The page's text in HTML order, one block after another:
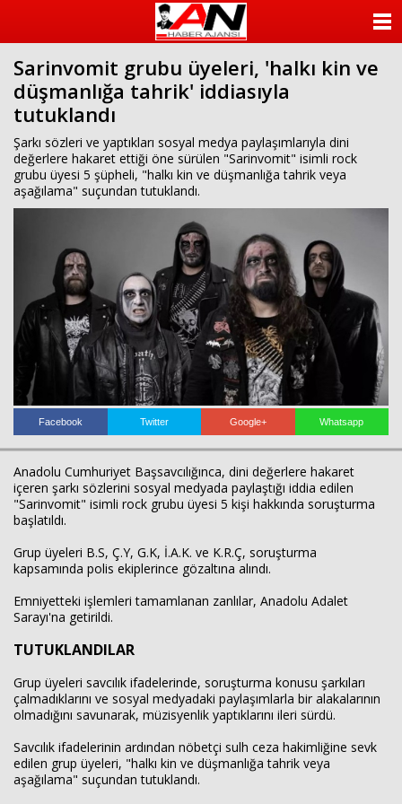
Sarinvomit grubu üyeleri, 'halkı kin ve
düşmanlığa tahrik' iddiasıyla
tutuklandı
Şarkı sözleri ve yaptıkları sosyal medya paylaşımlarıyla dini
değerlere hakaret ettiği öne sürülen "Sarinvomit" isimli rock
grubu üyesi 5 şüpheli, "halkı kin ve düşmanlığa tahrik veya
aşağılama" suçundan tutuklandı.
Facebook Twitter Google+ Whatsapp
Anadolu Cumhuriyet Başsavcılığınca, dini değerlere hakaret
içeren şarkı sözlerini sosyal medyada paylaştığı iddia edilen
"Sarinvomit" isimli rock grubu üyesi 5 kişi hakkında soruşturma
başlatıldı.
Grup üyeleri B.S, Ç.Y, G.K, İ.A.K. ve K.R.Ç, soruşturma
kapsamında polis ekiplerince gözaltına alındı.
Emniyetteki işlemleri tamamlanan zanlılar, Anadolu Adalet
Sarayı'na getirildi.
TUTUKLANDILAR
Grup üyeleri savcılık ifadelerinde, soruşturma konusu şarkıları
çalmadıklarını ve sosyal medyadaki paylaşımlarla bir alakalarının
olmadığını savunarak, müzisyenlik yaptıklarını ileri sürdü.
Savcılık ifadelerinin ardından nöbetçi sulh ceza hakimliğine sevk
edilen grup üyeleri, "halkı kin ve düşmanlığa tahrik veya
aşağılama" suçundan tutuklandı.
KATEGORİLER
ANKETLER
VİDEO GALERİ
KÜNYE
İLETİŞİM
Haberin Doğru Adresi.